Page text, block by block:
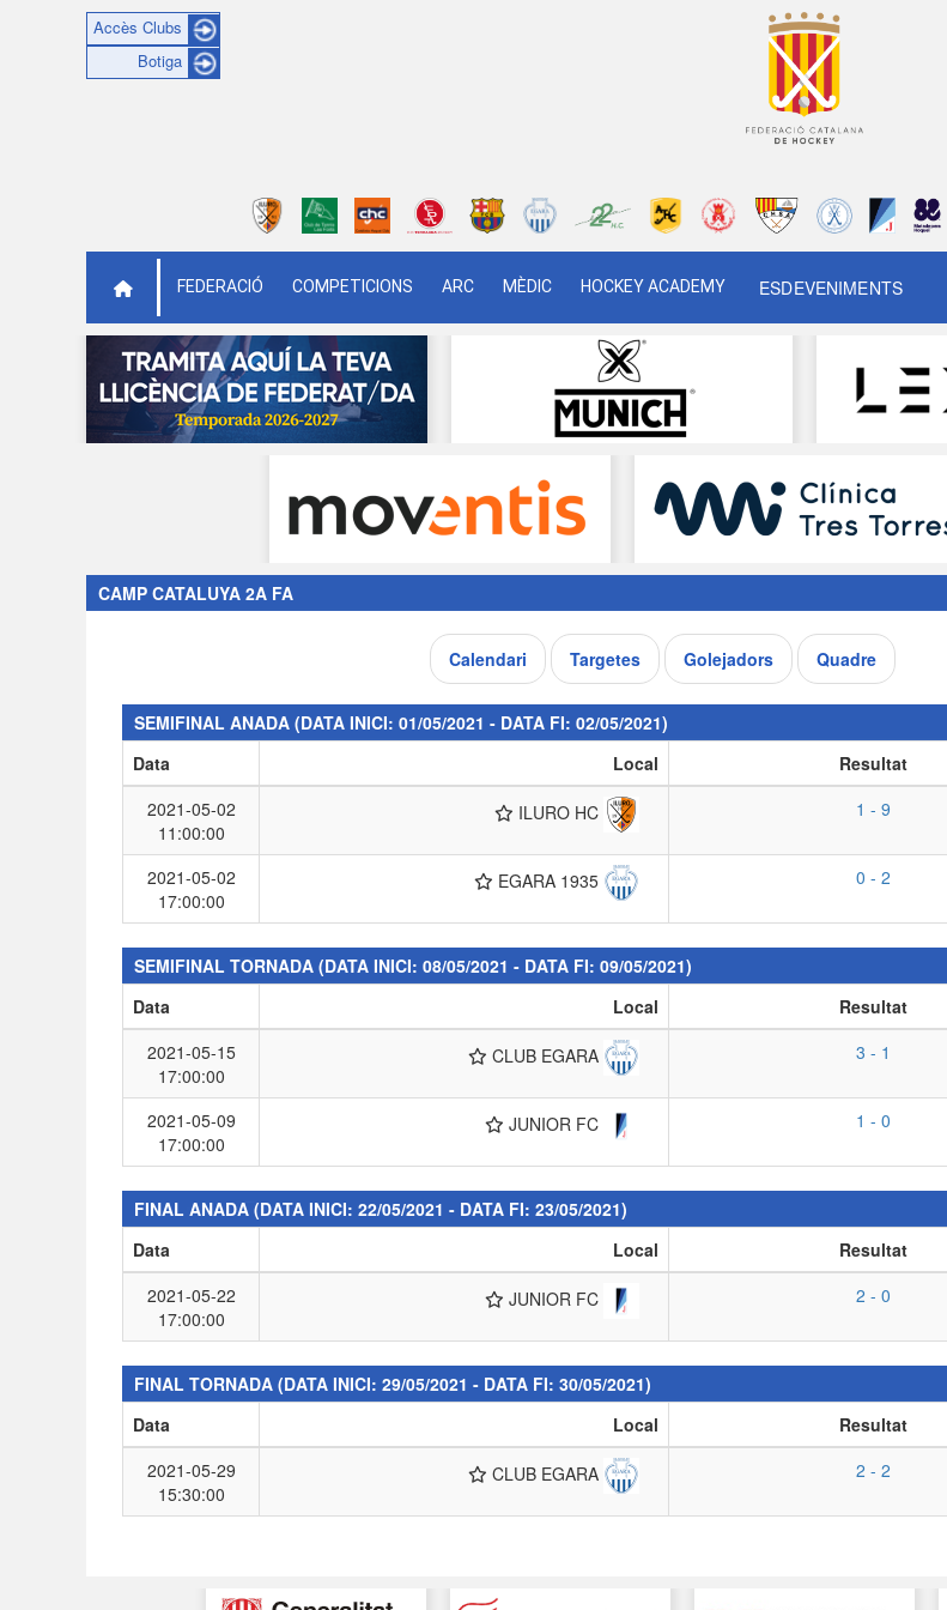
Accès Clubs
Botiga
FEDERACIÓ COMPETICIONS ARC MÈDIC HOCKEY ACADEMY ESDEVENIMENTS
CAMP CATALUYA 2A FA
Calendari Targetes Golejadors Quadre
SEMIFINAL ANADA (DATA INICI: 01/05/2021 - DATA FI: 02/05/2021)
Data
Local Resultat
2021-05-02
11:00:00
ILURO HC 1 - 9
2021-05-02
17:00:00
EGARA 1935 0 - 2
SEMIFINAL TORNADA (DATA INICI: 08/05/2021 - DATA FI: 09/05/2021)
Data
Local Resultat
2021-05-15
17:00:00
CLUB EGARA 3 - 1
2021-05-09
17:00:00
JUNIOR FC 1 - 0
FINAL ANADA (DATA INICI: 22/05/2021 - DATA FI: 23/05/2021)
Data
Local Resultat
2021-05-22
17:00:00
JUNIOR FC 2 - 0
FINAL TORNADA (DATA INICI: 29/05/2021 - DATA FI: 30/05/2021)
Data
Local Resultat
2021-05-29
15:30:00
CLUB EGARA 2 - 2